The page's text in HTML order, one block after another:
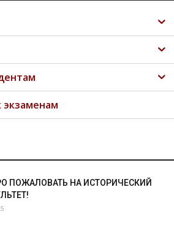
экзаменам
ПОЖАЛОВАТЬ НА ИСТОРИЧЕСКИЙ